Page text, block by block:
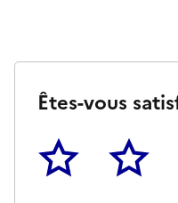
Êtes-vous
1 2